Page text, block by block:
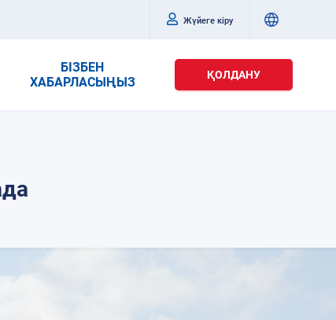
Жүйеге кіру
БІЗБЕН
ХАБАРЛАСЫҢЫЗ
ҚОЛДАНУ